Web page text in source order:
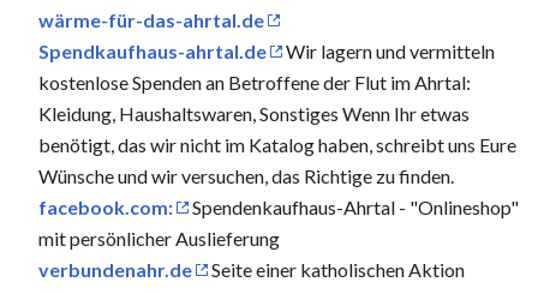
wärme-für-das-ahrtal.de
Spendkaufhaus-ahrtal.de
Wir lagern und vermitteln
kostenlose Spenden an Betroffene der Flut im Ahrtal:
Kleidung, Haushaltswaren, Sonstiges Wenn Ihr etwas
benötigt, das wir nicht im Katalog haben, schreibt uns Eure
Wünsche und wir versuchen, das Richtige zu finden.
facebook.com:
Spendenkaufhaus-Ahrtal - "Onlineshop"
mit persönlicher Auslieferung
verbundenahr.de
Seite einer katholischen Aktion